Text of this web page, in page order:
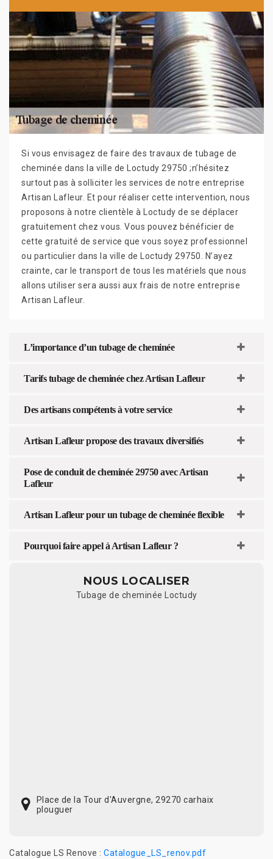
Si vous envisagez de faire des travaux de tubage de
cheminée dans la ville de Loctudy 29750 ;n’hésitez
surtout pas à solliciter les services de notre entreprise
Artisan Lafleur. Et pour réaliser cette intervention, nous
proposons à notre clientèle à Loctudy de se déplacer
gratuitement chez vous. Vous pouvez bénéficier de
cette gratuité de service que vous soyez professionnel
ou particulier dans la ville de Loctudy 29750. N’ayez
crainte, car le transport de tous les matériels que nous
allons utiliser sera aussi aux frais de notre entreprise
Artisan Lafleur.
L’importance d’un tubage de cheminée
Tarifs tubage de cheminée chez Artisan Lafleur
Des artisans compétents à votre service
Artisan Lafleur propose des travaux diversifiés
Pose de conduit de cheminée 29750 avec Artisan
Lafleur
Artisan Lafleur pour un tubage de cheminée flexible
Pourquoi faire appel à Artisan Lafleur ?
NOUS LOCALISER
Tubage de cheminée Loctudy
Place de la Tour d'Auvergne, 29270 carhaix
plouguer
Catalogue LS Renove : Catalogue_LS_renov.pdf